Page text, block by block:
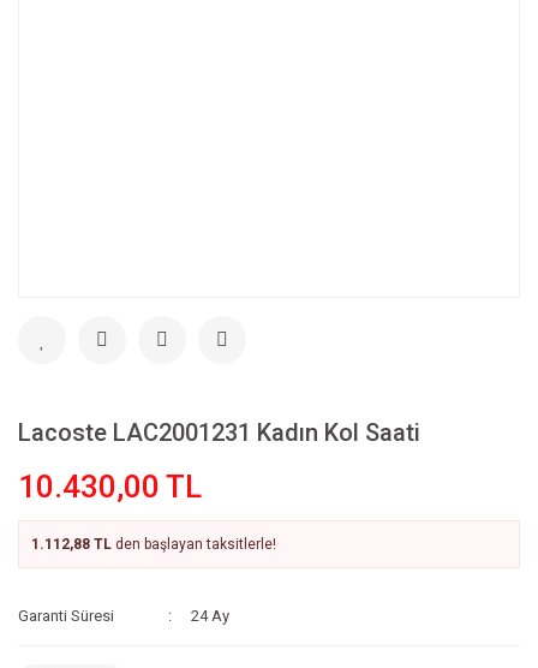
Lacoste LAC2001231 Kadın Kol Saati
10.430,00 TL
1.112,88 TL den başlayan taksitlerle!
Garanti Süresi 24 Ay